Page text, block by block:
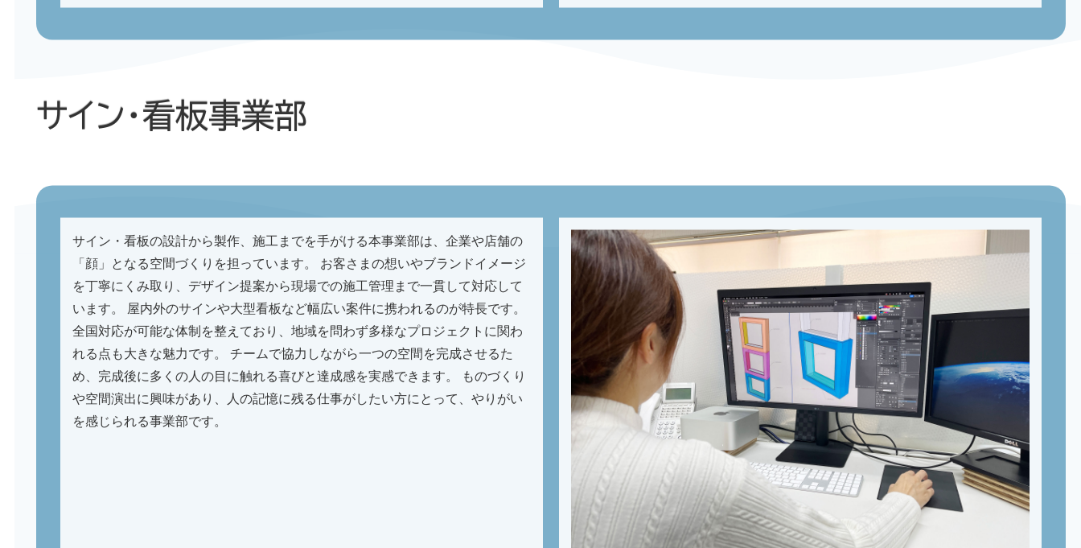
サイン・看板事業部
サイン・看板の設計から製作、施工までを手がける本事業部は、企業や店舗の
「顔」となる空間づくりを担っています。 お客さまの想いやブランドイメージ
を丁寧にくみ取り、デザイン提案から現場での施工管理まで一貫して対応して
います。 屋内外のサインや大型看板など幅広い案件に携われるのが特長です。
全国対応が可能な体制を整えており、地域を問わず多様なプロジェクトに関わ
れる点も大きな魅力です。 チームで協力しながら一つの空間を完成させるた
め、完成後に多くの人の目に触れる喜びと達成感を実感できます。 ものづくり
や空間演出に興味があり、人の記憶に残る仕事がしたい方にとって、やりがい
を感じられる事業部です。